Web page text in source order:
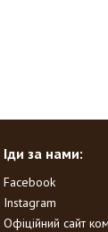
Іди за нами:
Facebook
Instagram
Офіційний сайт